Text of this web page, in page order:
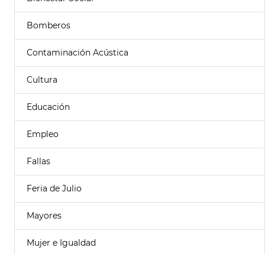
Bomberos
Contaminación Acústica
Cultura
Educación
Empleo
Fallas
Feria de Julio
Mayores
Mujer e Igualdad